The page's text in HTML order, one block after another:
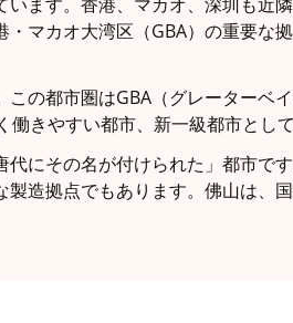
マカオ大湾区（GBA）の重要な
の都市圏はGBA（グレーターベ
きやすい都市、新一級都市として
にその名が付けられた」都市で
造拠点でもあります。佛山は、